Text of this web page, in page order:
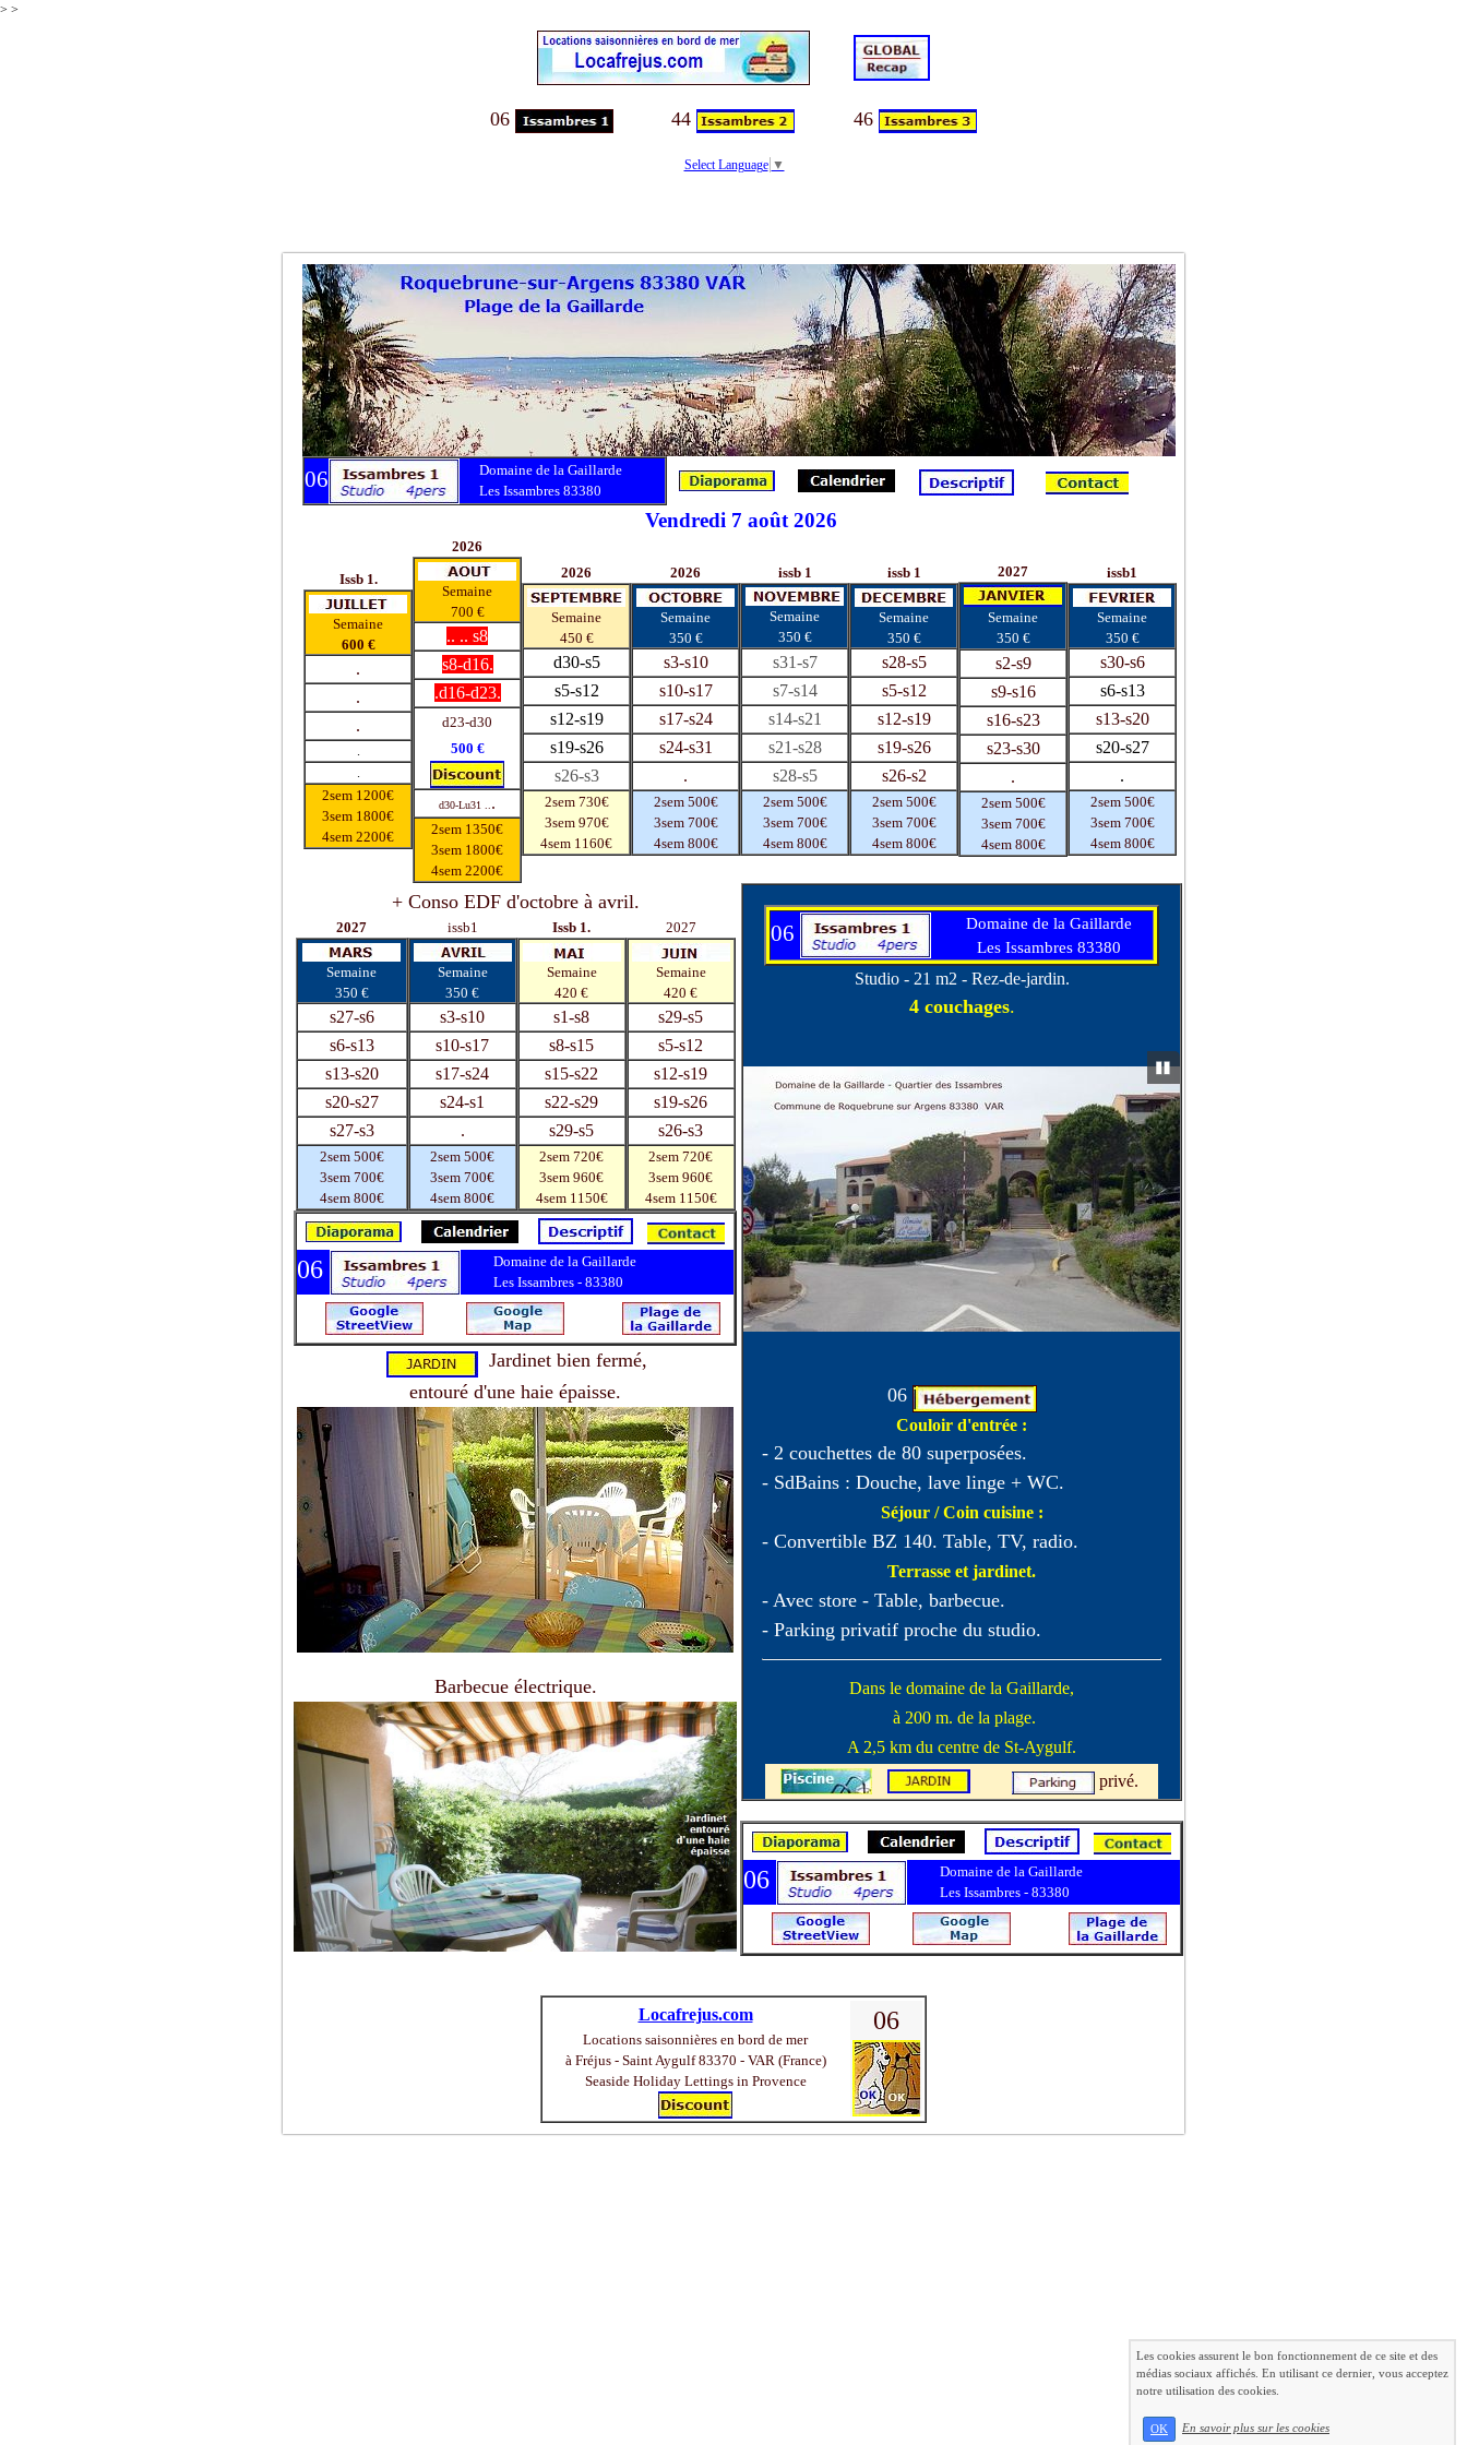
> >
06 44 46
Select Language ▼
06
Domaine de la Gaillarde
Les Issambres 83380
Vendredi 7 août2026
Issb 1.
Semaine
600 €
.
.
.
.
.
2sem 1200€
3sem 1800€
4sem 2200€
2026
Semaine
700 €
.. .. s8
s8-d16.
.d16-d23.
d23-d30
500 €
d30-Lu31 ...
2sem 1350€
3sem 1800€
4sem 2200€
2026
Semaine
450 €
d30-s5
s5-s12
s12-s19
s19-s26
s26-s3
2sem 730€
3sem 970€
4sem 1160€
2026
Semaine
350 €
s3-s10
s10-s17
s17-s24
s24-s31
.
2sem 500€
3sem 700€
4sem 800€
issb 1
Semaine
350 €
s31-s7
s7-s14
s14-s21
s21-s28
s28-s5
2sem 500€
3sem 700€
4sem 800€
issb 1
Semaine
350 €
s28-s5
s5-s12
s12-s19
s19-s26
s26-s2
2sem 500€
3sem 700€
4sem 800€
2027
Semaine
350 €
s2-s9
s9-s16
s16-s23
s23-s30
.
2sem 500€
3sem 700€
4sem 800€
issb1
Semaine
350 €
s30-s6
s6-s13
s13-s20
s20-s27
.
2sem 500€
3sem 700€
4sem 800€
+ Conso EDF d'octobre à avril.
2027
Semaine
350 €
s27-s6
s6-s13
s13-s20
s20-s27
s27-s3
2sem 500€
3sem 700€
4sem 800€
issb1
Semaine
350 €
s3-s10
s10-s17
s17-s24
s24-s1
.
2sem 500€
3sem 700€
4sem 800€
Issb 1.
Semaine
420 €
s1-s8
s8-s15
s15-s22
s22-s29
s29-s5
2sem 720€
3sem 960€
4sem 1150€
2027
Semaine
420 €
s29-s5
s5-s12
s12-s19
s19-s26
s26-s3
2sem 720€
3sem 960€
4sem 1150€
06
Domaine de la Gaillarde
Les Issambres - 83380
Jardinet bien fermé,
entouré d'une haie épaisse.
Barbecue électrique.
06
Domaine de la Gaillarde
Les Issambres 83380
Studio - 21 m2 - Rez-de-jardin.
4 couchages.
06
Couloir d'entrée :
- 2 couchettes de 80 superposées.
- SdBains : Douche, lave linge + WC.
Séjour / Coin cuisine :
- Convertible BZ 140. Table, TV, radio.
Terrasse et jardinet.
- Avec store - Table, barbecue.
- Parking privatif proche du studio.
Dans le domaine de la Gaillarde,
à 200 m. de la plage.
A 2,5 km du centre de St-Aygulf.
privé.
06
Domaine de la Gaillarde
Les Issambres - 83380
Locafrejus.com
Locations saisonnières en bord de mer
à Fréjus - Saint Aygulf 83370 - VAR (France)
Seaside Holiday Lettings in Provence
06
Les cookies assurent le bon fonctionnement de ce site et des
médias sociaux affichés. En utilisant ce dernier, vous acceptez
notre utilisation des cookies.
OK En savoir plus sur les cookies